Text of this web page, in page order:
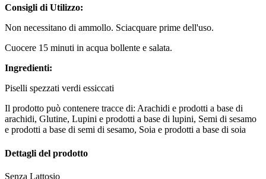
Consigli di Utilizzo:
Non necessitano di ammollo. Sciacquare prime dell'uso.
Cuocere 15 minuti in acqua bollente e salata.
Ingredienti:
Piselli spezzati verdi essiccati
Il prodotto può contenere tracce di: Arachidi e prodotti a base di
arachidi, Glutine, Lupini e prodotti a base di lupini, Semi di sesamo
e prodotti a base di semi di sesamo, Soia e prodotti a base di soia
Dettagli del prodotto
Senza Lattosio